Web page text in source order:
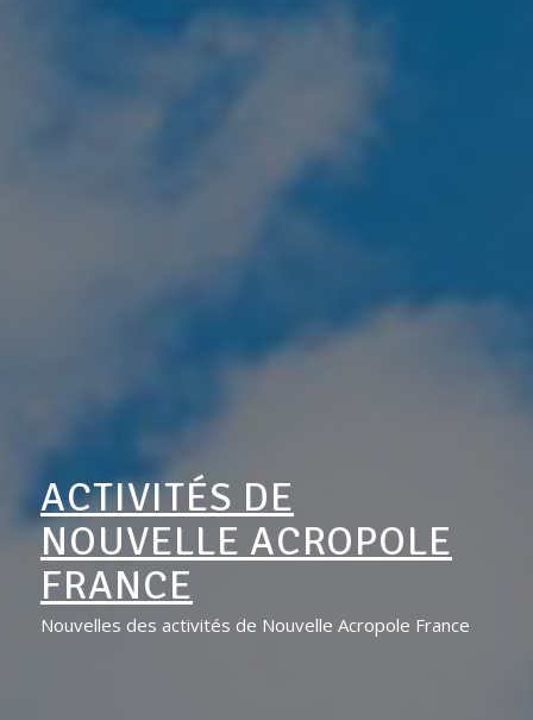
ACTIVITÉS DE
NOUVELLE ACROPOLE
FRANCE
Nouvelles des activités de Nouvelle Acropole France